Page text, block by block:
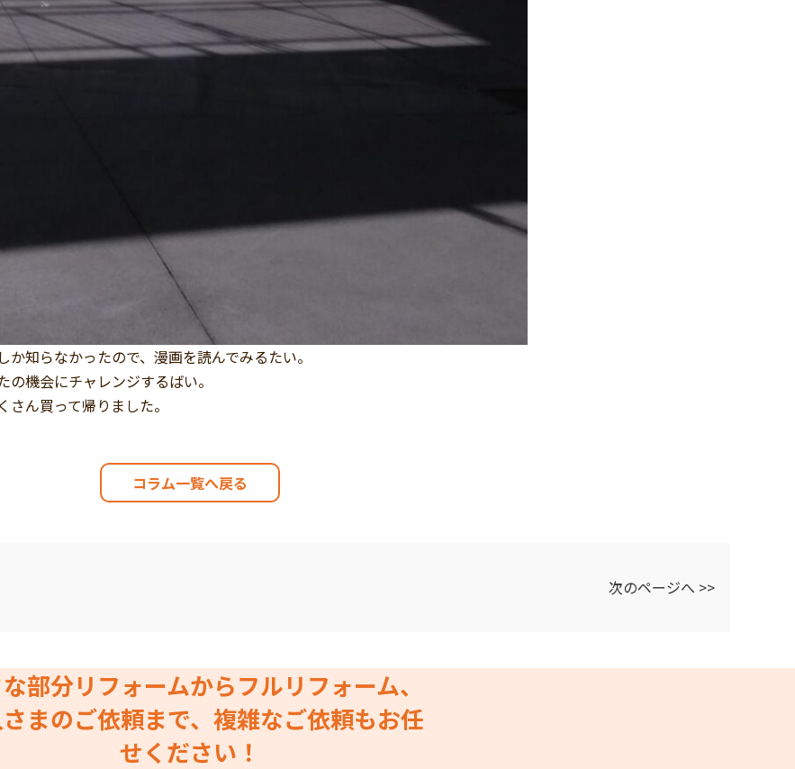
か知らなかったので、漫画を読んでみるたい。
の機会にチャレンジするばい。
ん買って帰りました。
コラム一覧へ戻る
次のページへ >>
部分リフォームからフルリフォーム、
まのご依頼まで、複雑なご依頼もお任
せください！